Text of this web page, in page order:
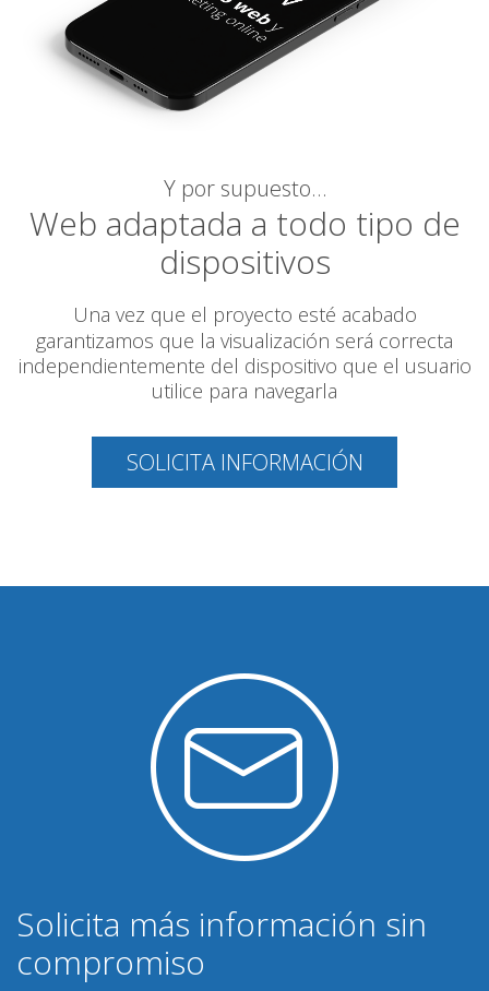
Y por supuesto…
Web adaptada a todo tipo de
dispositivos
Una vez que el proyecto esté acabado
garantizamos que la visualización será correcta
independientemente del dispositivo que el usuario
utilice para navegarla
SOLICITA INFORMACIÓN
Solicita más información sin
compromiso